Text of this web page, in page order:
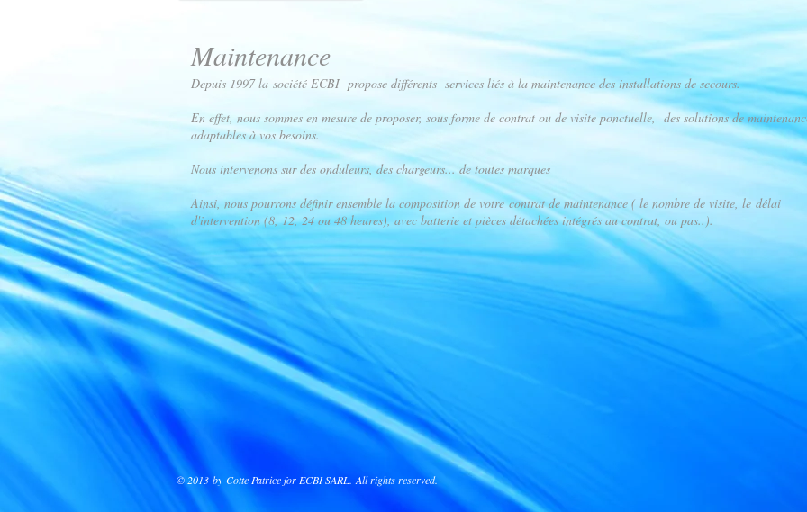
Maintenance
Depuis 1997 la société ECBI propose différents services liés à la maintenance des installations de secours.
En effet, nous sommes en mesure de proposer, sous forme de contrat ou de visite ponctuelle, des solutions de
adaptables à vos besoins.
Nous intervenons sur des onduleurs, des chargeurs... de toutes marques
Ainsi, nous pourrons définir ensemble la composition de votre contrat de maintenance ( le nombre de visite, le délai
d'intervention (8, 12, 24 ou 48 heures), avec batterie et pièces détachées intégrés au contrat, ou pas..).
© 2013 by Cotte Patrice for ECBI SARL. All rights reserved.